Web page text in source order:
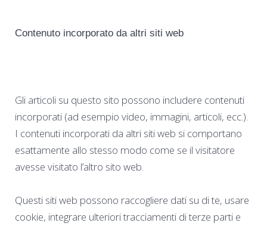
Contenuto incorporato da altri siti web
Gli articoli su questo sito possono includere contenuti
incorporati (ad esempio video, immagini, articoli, ecc.).
I contenuti incorporati da altri siti web si comportano
esattamente allo stesso modo come se il visitatore
avesse visitato l’altro sito web.
Questi siti web possono raccogliere dati su di te, usare
cookie, integrare ulteriori tracciamenti di terze parti e